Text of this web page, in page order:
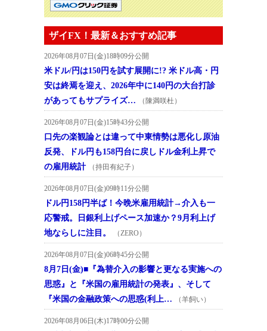
ザイFX！最新＆おすすめ記事
2026年08月07日(金)18時09分公開
米ドル/円は150円を試す展開に!? 米ドル高・円
安は終焉を迎え、2026年中に140円の大台打診
があってもサプライズ…
（陳満咲杜）
2026年08月07日(金)15時43分公開
口先の楽観論とは違って中東情勢は悪化し原油
反発、ドル円も158円台に戻しドル金利上昇で
の雇用統計
（持田有紀子）
2026年08月07日(金)09時11分公開
ドル円158円半ば！今晩米雇用統計→介入も一
応警戒。日銀利上げペース加速か？9月利上げ
地ならしに注目。
（ZERO）
2026年08月07日(金)06時45分公開
8月7日(金)■『為替介入の影響と更なる実施への
思惑』と『米国の雇用統計の発表』、そして
『米国の金融政策への思惑(利上…
（羊飼い）
2026年08月06日(木)17時00分公開